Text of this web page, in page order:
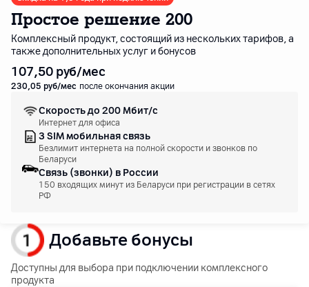
Простое решение 200
Комплексный продукт, состоящий из нескольких тарифов, а
также дополнительных услуг и бонусов
107,50руб/мес
230,05 руб/мес после окончания акции
Скорость до 200 Мбит/с
Интернет для офиса
3 SIM мобильная связь
Безлимит интернета на полной скорости и звонков по
Беларуси
Связь (звонки) в России
150 входящих минут из Беларуси при регистрации в сетях
РФ
Добавьте бонусы
Доступны для выбора при подключении комплексного
продукта